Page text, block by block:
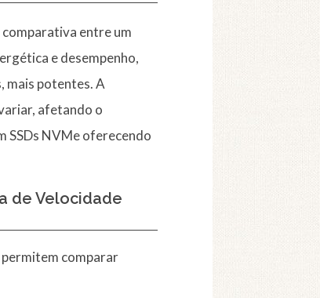
comparativa entre um
e desempenho,
mais potentes. A
afetando o
SSDs NVMe oferecendo
de Velocidade
comparar